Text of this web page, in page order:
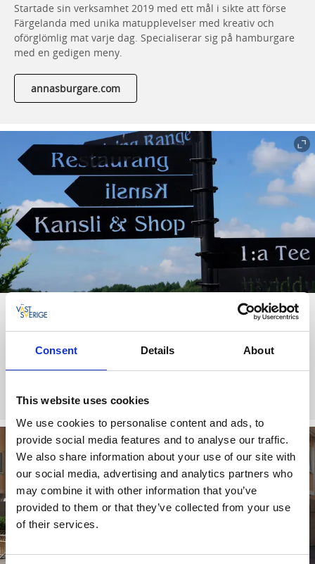
Consent Details About
This website uses cookies
We use cookies to personalise content and ads, to
provide social media features and to analyse our traffic.
We also share information about your use of our site with
our social media, advertising and analytics partners who
may combine it with other information that you’ve
provided to them or that they’ve collected from your use
of their services.
Startade sin verksamhet 2019 med ett mål i sikte att förse
Färgelanda med unika matupplevelser med kreativ och
oförglömlig mat varje dag. Specialiserar sig på hamburgare
med en gedigen meny.
annasburgare.com
Dagsholm Golf
fullständiga rättigheter.